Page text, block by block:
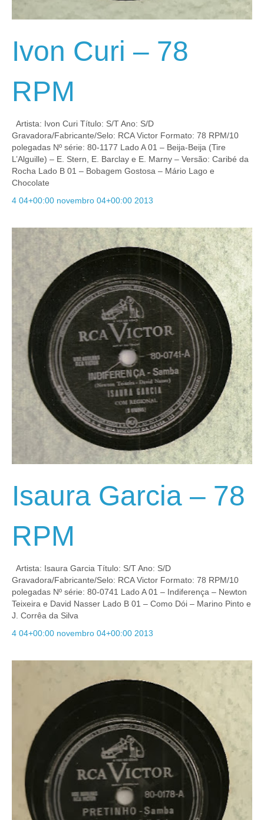
Ivon Curi – 78
RPM
Artista: Ivon Curi Título: S/T Ano: S/D
Gravadora/Fabricante/Selo: RCA Victor Formato: 78 RPM/10
polegadas Nº série: 80-1177 Lado A 01 – Beija-Beija (Tire
L’Alguille) – E. Stern, E. Barclay e E. Marny – Versão: Caribé da
Rocha Lado B 01 – Bobagem Gostosa – Mário Lago e
Chocolate
4 04+00:00 novembro 04+00:00 2013
Isaura Garcia – 78
RPM
Artista: Isaura Garcia Título: S/T Ano: S/D
Gravadora/Fabricante/Selo: RCA Victor Formato: 78 RPM/10
polegadas Nº série: 80-0741 Lado A 01 – Indiferença – Newton
Teixeira e David Nasser Lado B 01 – Como Dói – Marino Pinto e
J. Corrêa da Silva
4 04+00:00 novembro 04+00:00 2013